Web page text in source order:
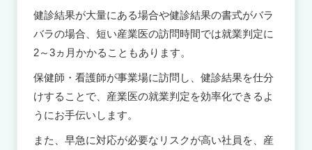
健診結果が大量にある場合や健診結果の書式がバラ
バラの場合、短い産業医の訪問時間では就業判定に
2～3ヵ月かかることもあります。
保健師・看護師が事業場に訪問し、健診結果を仕分
けすることで、産業医の就業判定を効率化できるよ
うにお手伝いします。
また、早急に対応が必要なリスクが高い社員を、産